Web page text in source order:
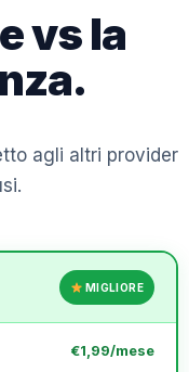
vs la
agli altri provider
MIGLIORE
€1,99/mese